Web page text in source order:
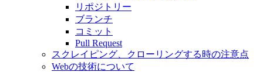
リポジトリー
ブランチ
コミット
Pull Request
スクレイピング、クローリングする時の注意点
Webの技術について